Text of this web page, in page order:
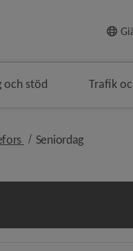
och stöd Trafik
nivå i
Seniordagnivå i